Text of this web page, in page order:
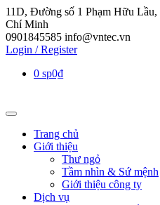
11D, Đường số 1 Phạm Hữu
Chí Minh
0901845585 info@vntec.vn
Login / Register
0 sp0₫
Trang chủ
Giới thiệu
Thư ngỏ
Tầm nhìn & Sứ mệnh
Giới thiệu công ty
Dịch vụ